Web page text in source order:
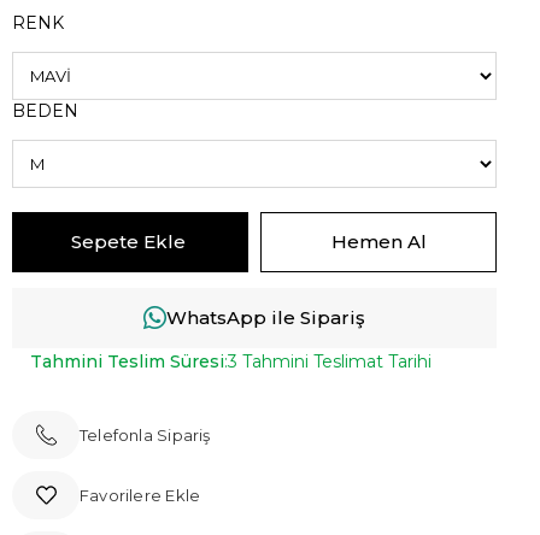
RENK
BEDEN
WhatsApp ile Sipariş
Tahmini Teslim Süresi:3 Tahmini Teslimat Tarihi
Telefonla Sipariş
Favorilere Ekle